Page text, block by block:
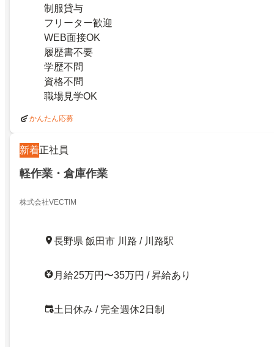
制服貸与
フリーター歓迎
WEB面接OK
履歴書不要
学歴不問
資格不問
職場見学OK
かんたん応募
新着正社員
軽作業・倉庫作業
株式会社VECTIM
長野県 飯田市 川路 / 川路駅
月給25万円〜35万円 / 昇給あり
土日休み / 完全週休2日制